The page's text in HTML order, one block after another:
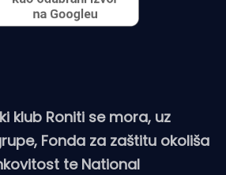
klub Roniti se mora, uz
Fonda za zaštitu okoliša
te National